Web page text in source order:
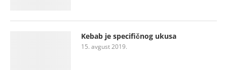
Kebab je specifičnog ukusa
15. avgust 2019.